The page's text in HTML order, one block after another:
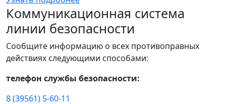
Коммуникационная система
линии безопасности
Сообщите информацию о всех противоправных
действиях следующими способами:
телефон службы безопасности:
8 (39561) 5-60-11